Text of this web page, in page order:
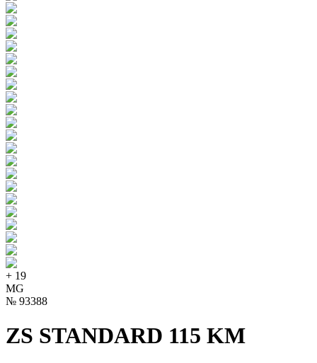
+ 19
MG
№ 93388
ZS STANDARD 115 KM